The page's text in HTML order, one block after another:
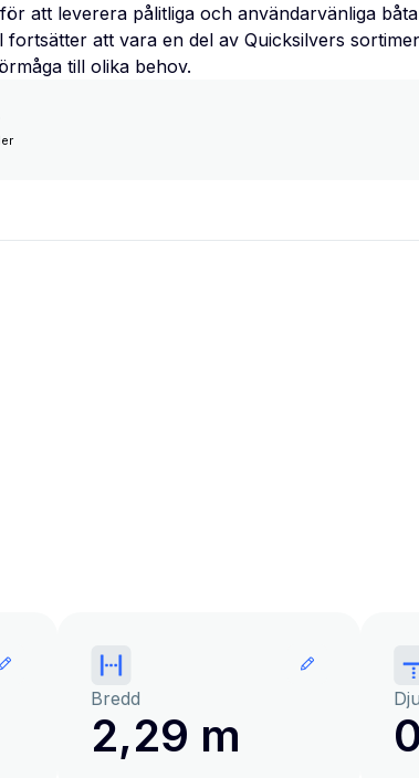
att leverera pålitliga och användarvänliga
fortsätter att vara en del av Quicksilvers
till olika behov.
Bredd
2,29 m